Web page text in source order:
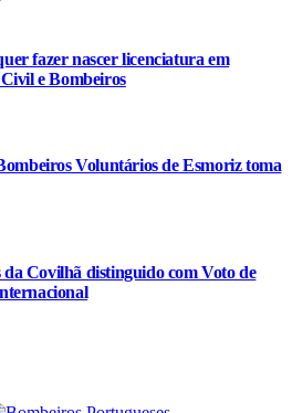
fazer nascer licenciatura em
e Bombeiros
Voluntários de Esmoriz toma
da Covilhã distinguido com Voto de